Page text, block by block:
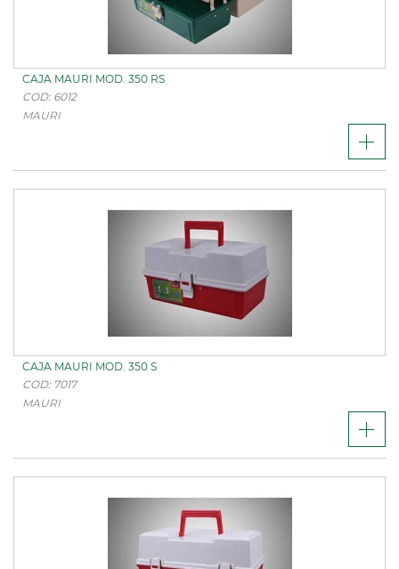
CAJA MAURI MOD. 350 RS
COD: 6012
MAURI
CAJA MAURI MOD. 350 S
COD: 7017
MAURI